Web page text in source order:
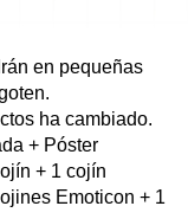
en pequeñas
ha cambiado.
+ Póster
+ 1 cojín
Emoticon + 1